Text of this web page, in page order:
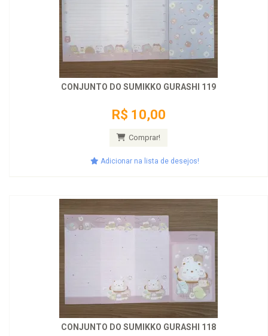
CONJUNTO DO SUMIKKO GURASHI 119
R$ 10,00
Comprar!
Adicionar na lista de desejos!
CONJUNTO DO SUMIKKO GURASHI 118